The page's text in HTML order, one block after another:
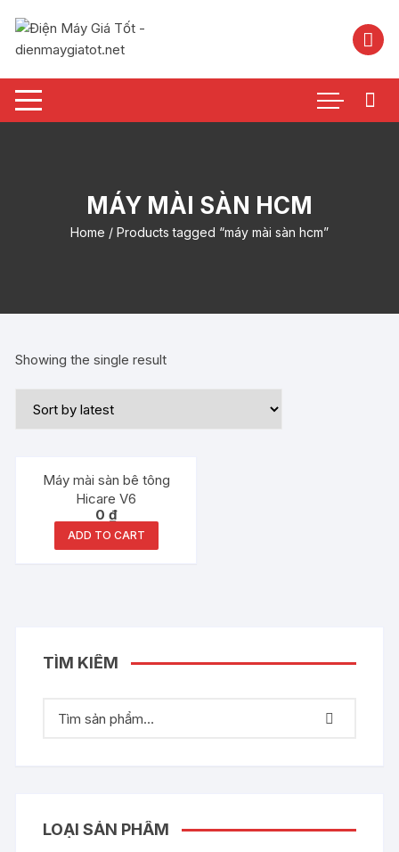
nội
MÁY MÀI SÀN HCM
Home / Products tagged “máy mài sàn hcm”
Showing the single result
Máy mài sàn bê tông
Hicare V6
0₫
ADD TO CART
TÌM KIẾM
LOẠI SẢN PHẨM